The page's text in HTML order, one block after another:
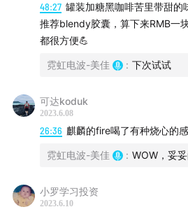
#UCC罐装牛奶咖啡诞生50周年复
48:27 罐装加糖黑咖啡苦里带甜
推荐blendy胶囊，算下来RMB一
都很方便💪
霓虹电波-美佳 : 下次试试
可达koduk
2023.6.08
26:36 麒麟的fire喝了有种烧心的
霓虹电波-美佳 : WOW，妥
小罗学习投资
2023.6.10